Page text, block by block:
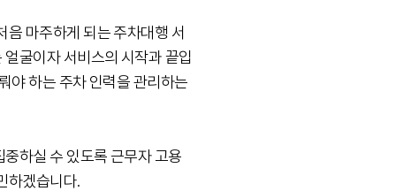
마주하게 되는 주차대행 서
굴이자 서비스의 시작과 끝입
야 하는 주차 인력을 관리하는
하실 수 있도록 근무자 고용
하겠습니다.